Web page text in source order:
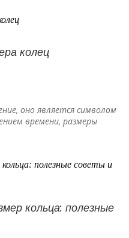
колец
оно является символом
времени, размеры
кольца: полезные